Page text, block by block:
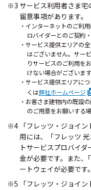
※3 サービス利用者さま宅
留意事項があります。
・インターネットのご利
ロバイダーとのご契約
・サービス提供エリアの
はございません。サー
りサービスのご利用を
けない場合がございます
・サービス提供エリアに
くは弊社ホームページ
・お客さま建物内の既設
のご用意をお願いする
※4 「フレッツ・ジョイン
用には、「フレッツ
トサービスプロバイ
金が必要です。また、
ートウェイが必要です。
※5 「フレッツ・ジョイン